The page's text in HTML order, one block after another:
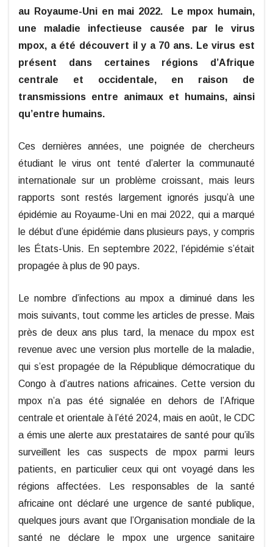
au Royaume-Uni en mai 2022.
Le mpox humain,
une maladie infectieuse causée par le virus
mpox, a été découvert il y a 70 ans. Le virus est
présent dans certaines régions d’Afrique
centrale et occidentale, en raison de
transmissions entre animaux et humains, ainsi
qu’entre humains.
Ces dernières années, une poignée de chercheurs
étudiant le virus ont tenté d’alerter la communauté
internationale sur un problème croissant, mais leurs
rapports sont restés largement ignorés jusqu’à une
épidémie au Royaume-Uni en mai 2022, qui a marqué
le début d’une épidémie dans plusieurs pays, y compris
les États-Unis. En septembre 2022, l’épidémie s’était
propagée à plus de 90 pays.
Le nombre d’infections au mpox a diminué dans les
mois suivants, tout comme les articles de presse. Mais
près de deux ans plus tard, la menace du mpox est
revenue avec une version plus mortelle de la maladie,
qui s’est propagée de la République démocratique du
Congo à d’autres nations africaines. Cette version du
mpox n’a pas été signalée en dehors de l’Afrique
centrale et orientale à l’été 2024, mais en août, le CDC
a émis une alerte aux prestataires de santé pour qu’ils
surveillent les cas suspects de mpox parmi leurs
patients, en particulier ceux qui ont voyagé dans les
régions affectées. Les responsables de la santé
africaine ont déclaré une urgence de santé publique,
quelques jours avant que l’Organisation mondiale de la
santé ne déclare le mpox une urgence sanitaire